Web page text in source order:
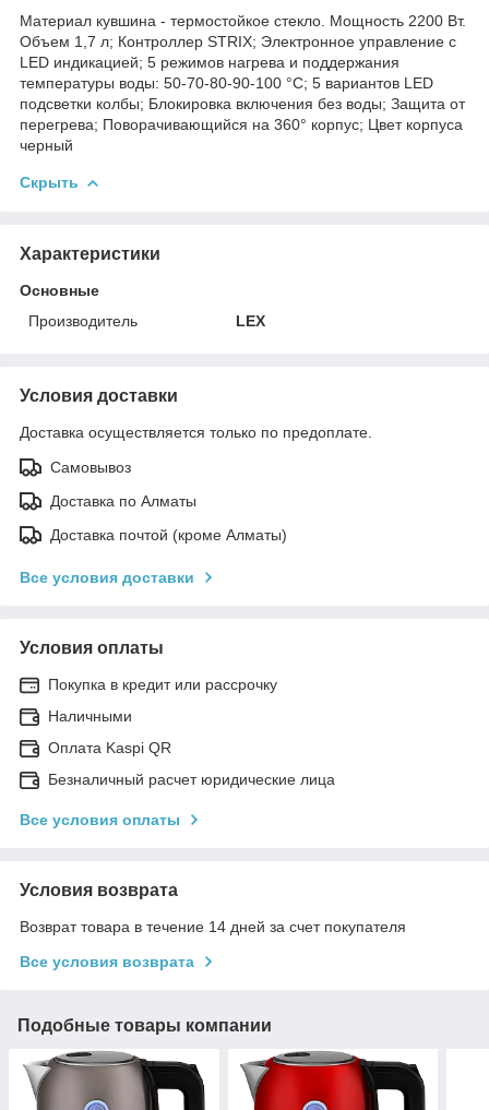
Материал кувшина - термостойкое стекло. Мощность 2200 Вт.
Объем 1,7 л; Контроллер STRIX; Электронное управление с
LED индикацией; 5 режимов нагрева и поддержания
температуры воды: 50-70-80-90-100 °С; 5 вариантов LED
подсветки колбы; Блокировка включения без воды; Защита от
перегрева; Поворачивающийся на 360° корпус; Цвет корпуса
черный
Скрыть
Характеристики
Основные
Производитель
LEX
Условия доставки
Доставка осуществляется только по предоплате.
Самовывоз
Доставка по Алматы
Доставка почтой (кроме Алматы)
Все условия доставки
Условия оплаты
Покупка в кредит или рассрочку
Наличными
Оплата Kaspi QR
Безналичный расчет юридические лица
Все условия оплаты
Условия возврата
Возврат товара в течение 14 дней за счет покупателя
Все условия возврата
Подобные товары компании